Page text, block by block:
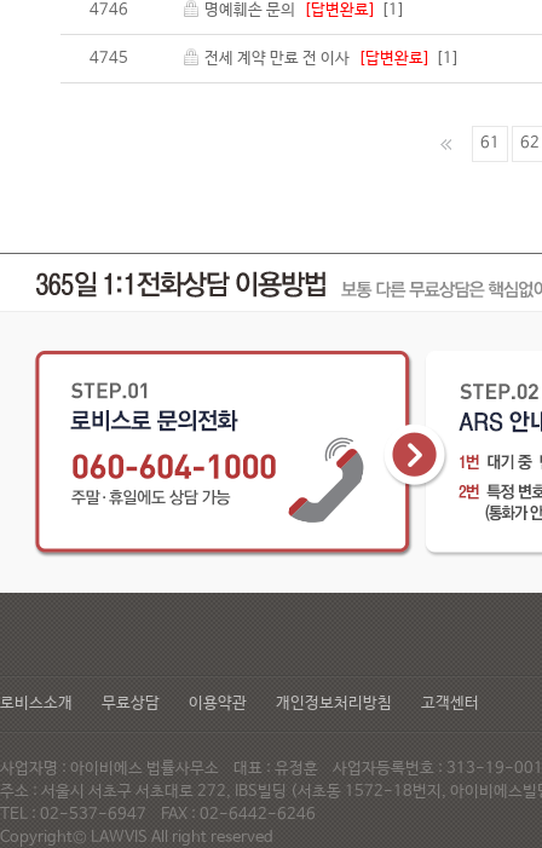
4746 명예훼손 문의 [답변완료] [1]
4745 전세 계약 만료 전 이사 [답변완료] [1]
61 62
로비스소개 무료상담 이용약관 개인정보처리방침 고객센터
사업자명 : 아이비에스 법률사무소 대표 : 유정훈 사업자등록번호 : 313-19-
주소 : 서울시 서초구 서초대로 272, IBS빌딩 (서초동 1572-18번지, 아이비에스
TEL : 02-537-6947 FAX : 02-6442-6246
Copyright© LAWVIS All right reserved